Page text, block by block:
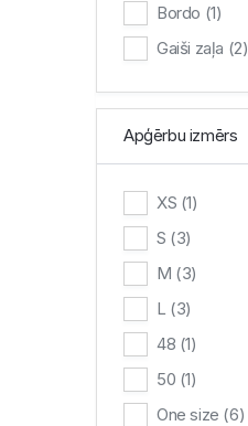
Bordo (1)
Gaiši zaļa (2)
Apģērbu izmērs
XS (1)
S (3)
M (3)
L (3)
48 (1)
50 (1)
One size (6)